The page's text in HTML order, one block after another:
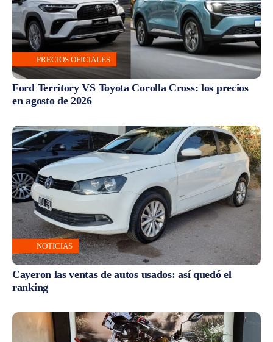
PRECIOS OFICIALES
Ford Territory VS Toyota Corolla Cross: los precios
en agosto de 2026
NOTICIAS
Cayeron las ventas de autos usados: así quedó el
ranking